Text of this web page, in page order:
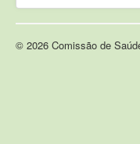
© 2026 Comissão de